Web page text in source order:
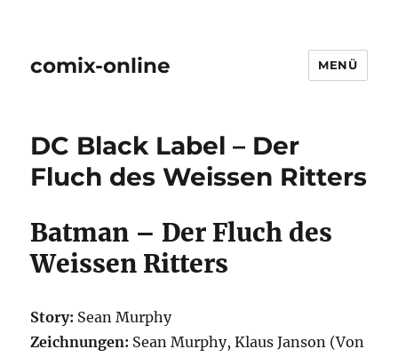
comix-online MENÜ
DC Black Label – Der
Fluch des Weissen Ritters
Batman – Der Fluch des
Weissen Ritters
Story: Sean Murphy
Zeichnungen: Sean Murphy, Klaus Janson (Von